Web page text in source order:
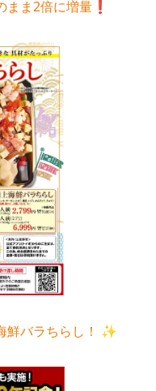
ま2倍に増量❗️
鮮バラちらし！ ✨